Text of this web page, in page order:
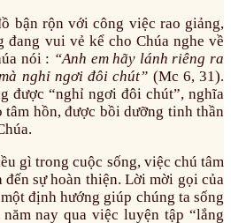
bận rộn với công việc rao giảng,
vui vẻ kể cho Chúa nghe về
nói : “Anh em hãy lánh riêng ra
nghỉ ngơi đôi chút” (Mc 6, 31).
được “nghỉ ngơi đôi chút”, nghĩa
hồn, được bồi dưỡng tinh thần
gì trong cuộc sống, việc chú tâm
đến sự hoàn thiện. Lời mời gọi của
định hướng giúp chúng ta sống
nay qua việc luyện tập “lắng